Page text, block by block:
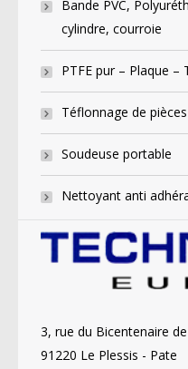
Bande PVC,
cylindre, courroie
PTFE pur – Plaque –
Téflonnage de pièces
Soudeuse portable
Nettoyant anti
3, rue du Bicentenaire
91220 Le Plessis - Pate